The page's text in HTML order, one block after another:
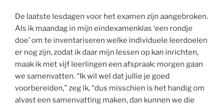
De laatste lesdagen voor het examen zijn aangebroken.
Als ik maandag in mijn eindexamenklas ‘een rondje
doe’ om te inventariseren welke individuele leerdoelen
er nog zijn, zodat ik daar mijn lessen op kan inrichten,
maak ik met vijf leerlingen een afspraak: morgen gaan
we samenvatten. “Ik wil wel dat jullie je goed
voorbereiden,” zeg ik, “dus misschien is het handig om
alvast een samenvatting maken, dan kunnen we die